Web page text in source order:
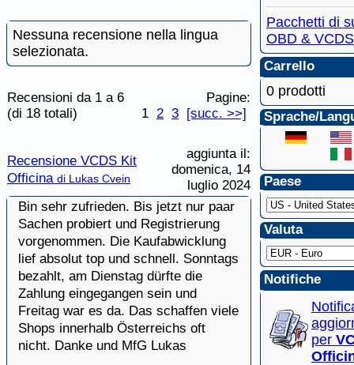
Nessuna recensione nella lingua
selezionata.
Recensioni da 1 a 6
(di 18 totali)
Pagine:
1 2 3 [succ. >>]
Recensione VCDS Kit
Officina di Lukas Cvein
aggiunta il:
domenica, 14
luglio 2024
Bin sehr zufrieden. Bis jetzt nur paar
Sachen probiert und Registrierung
vorgenommen. Die Kaufabwicklung
lief absolut top und schnell. Sonntags
bezahlt, am Dienstag dürfte die
Zahlung eingegangen sein und
Freitag war es da. Das schaffen viele
Shops innerhalb Österreichs oft
nicht. Danke und MfG Lukas
Pacchetti di
OBD & VCDS
Carrello
0 prodotti
Sprache/
Paese
Valuta
Notifiche
per